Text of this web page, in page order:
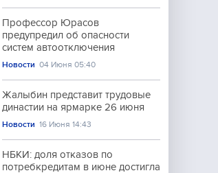
Профессор Юрасов
предупредил об опасности
систем автоотключения
Новости 04 Июня 05:40
Жалыбин представит трудовые
династии на ярмарке 26 июня
Новости 16 Июня 14:43
НБКИ: доля отказов по
потребкредитам в июне достигла